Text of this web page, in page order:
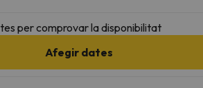
per comprovar la disponibilitat
Afegir dates